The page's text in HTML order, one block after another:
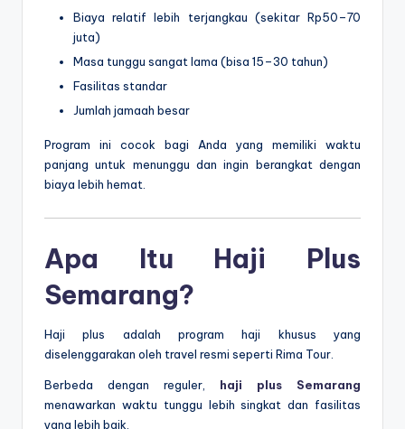
Biaya relatif lebih terjangkau (sekitar Rp50–70
juta)
Masa tunggu sangat lama (bisa 15–30 tahun)
Fasilitas standar
Jumlah jamaah besar
Program ini cocok bagi Anda yang memiliki waktu
panjang untuk menunggu dan ingin berangkat dengan
biaya lebih hemat.
Apa Itu Haji Plus
Semarang?
Haji plus adalah program haji khusus yang
diselenggarakan oleh travel resmi seperti Rima Tour.
Berbeda dengan reguler, haji plus Semarang
menawarkan waktu tunggu lebih singkat dan fasilitas
yang lebih baik.